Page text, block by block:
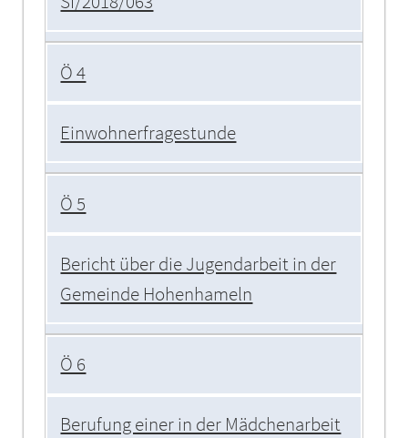
Ö 4
Einwohnerfragestunde
Ö 5
Bericht über die Jugendarbeit in der
Gemeinde Hohenhameln
Ö 6
Berufung einer in der Mädchenarbeit